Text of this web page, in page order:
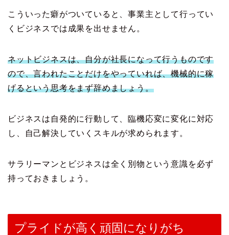
こういった癖がついていると、事業主として行ってい
くビジネスでは成果を出せません。
ネットビジネスは、自分が社長になって行うものです
ので、言われたことだけをやっていれば、機械的に稼
げるという思考をまず辞めましょう。
ビジネスは自発的に行動して、臨機応変に変化に対応
し、自己解決していくスキルが求められます。
サラリーマンとビジネスは全く別物という意識を必ず
持っておきましょう。
プライドが高く頑固になりがち